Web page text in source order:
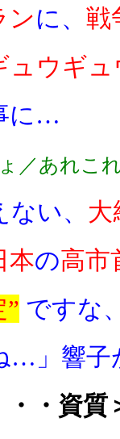
ンに、 戦
ュウギュ
に…
／あれこ
い、 大
本の高市
ですな
…」響
・・資質